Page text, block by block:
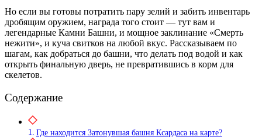
Но если вы готовы потратить пару зелий и забить инвентарь
дробящим оружием, награда того стоит — тут вам и
легендарные Камни Башни, и мощное заклинание «Смерть
нежити», и куча свитков на любой вкус. Рассказываем по
шагам, как добраться до башни, что делать под водой и как
открыть финальную дверь, не превратившись в корм для
скелетов.
Содержание
Где находится Затонувшая башня Ксардаса на карте?